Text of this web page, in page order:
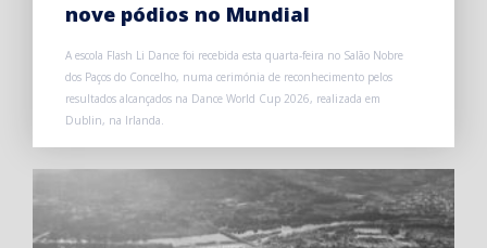
nove pódios no Mundial
A escola Flash Li Dance foi recebida esta quarta-feira no Salão Nobre
dos Paços do Concelho, numa cerimónia de reconhecimento pelos
resultados alcançados na Dance World Cup 2026, realizada em
Dublin, na Irlanda.